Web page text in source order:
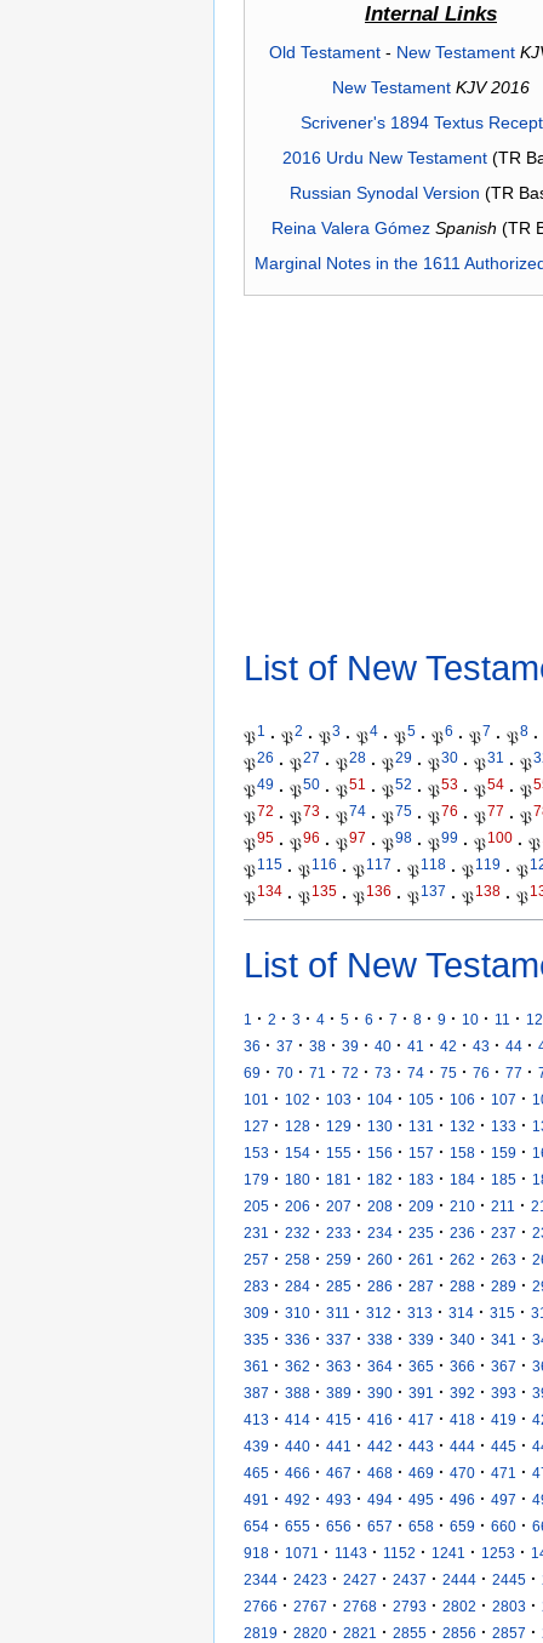
Internal Links
Old Testament- New Testament
New Testament KJV 2016
Scrivener's 1894 Textus
2016 Urdu New Testament(TR
Russian Synodal Version (TR
Reina Valera Gómez Spanish (TR
Marginal Notes in the 1611
List of New
𝔓1 · 𝔓2 · 𝔓3 · 𝔓4 · 𝔓5 · 𝔓6 · 𝔓7 · 𝔓8 ·
𝔓26 · 𝔓27 · 𝔓28 · 𝔓29 · 𝔓30 · 𝔓31 · 𝔓
𝔓49 · 𝔓50 · 𝔓51 · 𝔓52 · 𝔓53 · 𝔓54 · 𝔓
𝔓72 · 𝔓73 · 𝔓74 · 𝔓75 · 𝔓76 · 𝔓77 · 𝔓
𝔓95 · 𝔓96 · 𝔓97 · 𝔓98 · 𝔓99 · 𝔓100 · 𝔓
𝔓115 · 𝔓116 · 𝔓117 · 𝔓118 · 𝔓119 · 𝔓
𝔓134 · 𝔓135 · 𝔓136 · 𝔓137 · 𝔓138 · 𝔓
List of New
1 · 2 · 3 · 4 · 5 · 6 · 7 · 8 · 9 · 10 · 11 · 12
36 · 37 · 38 · 39 · 40 · 41 · 42 · 43 · 44 ·
69 · 70 · 71 · 72 · 73 · 74 · 75 · 76 · 77 ·
101
· 102 · 103 · 104 · 105 · 106 · 107 ·
127 · 128 · 129 · 130 · 131 · 132 · 133 ·
153 · 154 · 155 · 156 · 157 · 158 · 159 ·
179 · 180 · 181 · 182 · 183 · 184 · 185 ·
205 · 206 · 207 · 208 · 209 · 210 · 211 ·
231
· 232 · 233 · 234 · 235 · 236 · 237 ·
257 · 258 · 259 · 260 · 261 · 262 · 263 ·
283 · 284 · 285 · 286 · 287 · 288 · 289 ·
309 · 310 · 311 · 312 · 313 · 314 · 315 ·
335 · 336 · 337 · 338 · 339 · 340 · 341 ·
361
· 362 · 363 · 364 · 365 · 366 · 367 ·
387 · 388 · 389 · 390 · 391 · 392 · 393 ·
413 · 414 · 415 · 416 · 417 · 418 · 419 ·
439 · 440 · 441 · 442 · 443 · 444 · 445 ·
465 · 466 · 467 · 468 · 469 · 470 · 471 ·
491
· 492 · 493 · 494 · 495 · 496 · 497 ·
654 · 655 · 656 · 657 · 658 · 659 · 660 ·
918 · 1071 · 1143 · 1152 · 1241 · 1253 ·
2344 · 2423 · 2427 · 2437 · 2444 · 2445 ·
2766 · 2767 · 2768 · 2793 · 2802 · 2803 ·
2819 · 2820 · 2821 · 2855 · 2856 · 2857 ·